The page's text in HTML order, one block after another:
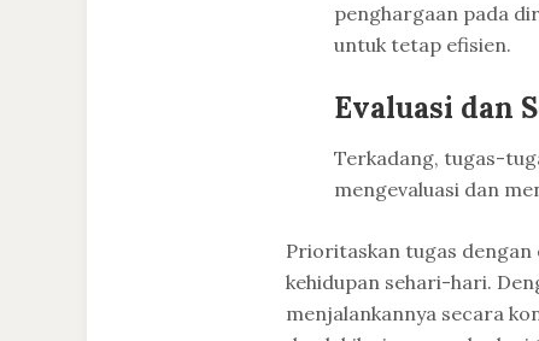
penghargaan pada
untuk tetap efisien.
Evaluasi dan
Terkadang, tugas-
mengevaluasi dan
Prioritaskan tugas dengan
kehidupan sehari-hari.
menjalankannya secara